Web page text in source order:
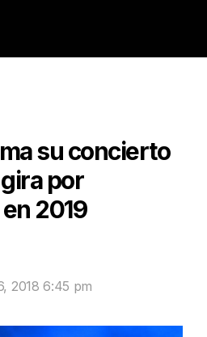
su concierto
por
2019
2018 6:45 pm